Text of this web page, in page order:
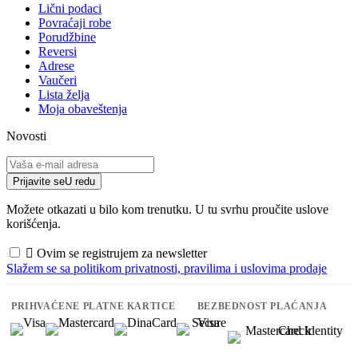
Lični podaci
Povraćaji robe
Porudžbine
Reversi
Adrese
Vaučeri
Lista želja
Moja obaveštenja
Novosti
Prijavite seU redu
Možete otkazati u bilo kom trenutku. U tu svrhu proučite uslove
korišćenja.
 Ovim se registrujem za newsletter
Slažem se sa politikom privatnosti, pravilima i uslovima prodaje
PRIHVAĆENE PLATNE KARTICE BEZBEDNOST PLAĆANJA